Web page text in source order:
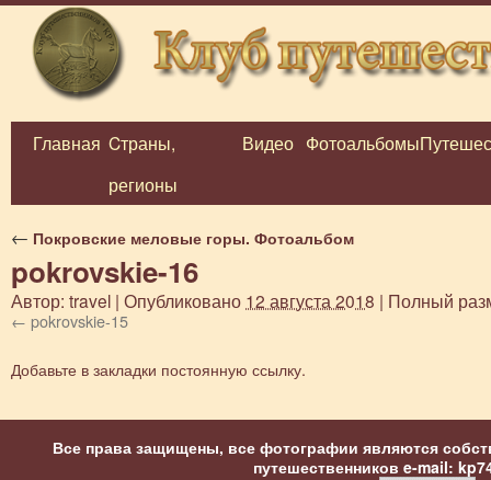
Перейти
Главная Cтраны,
регионы
Видео Фотоальбомы
← Покровские меловые горы. Фотоальбом
pokrovskie-16
Автор: travel | Опубликовано 12 августа 2018 | Полный
pokrovskie-15
Добавьте в закладки постоянную ссылку.
Все права защищены, все фотографии являются
путешественников e-mail: